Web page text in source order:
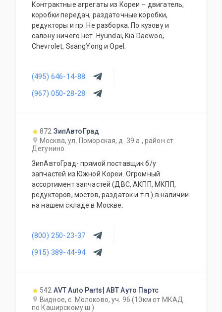
Контрактные агрегаты из Кореи – двигатель,
коробки передач, раздаточные коробки,
редукторы и пр. Не разборка. По кузову и
салону ничего нет. Hyundai, Kia Daewoo,
Chevrolet, SsangYong и Opel.
(495) 646-14-88
(967) 050-28-28
872 ЗипАвтоГрад
Москва, ул. Поморская, д. 39 а , район ст.
Дегунино
ЗипАвтоГрад- прямой поставщик б/у
запчастей из Южной Кореи. Огромный
ассортимент запчастей (ДВС, АКПП, МКПП,
редукторов, мостов, раздаток и т.п.) в наличии
на нашем складе в Москве.
(800) 250-23-37
(915) 389-44-94
542 AVT Auto Parts| АВТ Ауто Партс
Видное, с. Молоково, уч. 96 (10км от МКАД
по Каширскому ш.)